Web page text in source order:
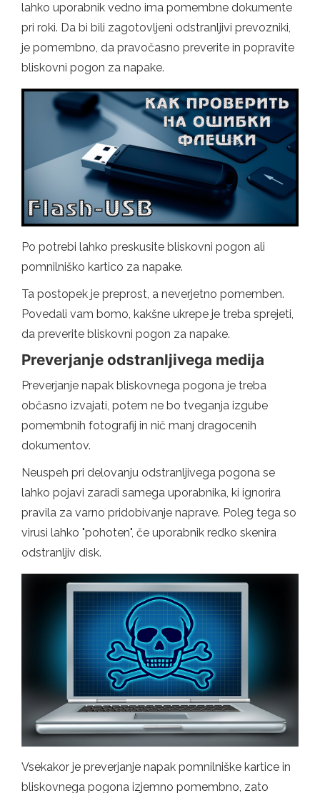
lahko uporabnik vedno ima pomembne dokumente
pri roki. Da bi bili zagotovljeni odstranljivi prevozniki,
je pomembno, da pravočasno preverite in popravite
bliskovni pogon za napake.
Po potrebi lahko preskusite bliskovni pogon ali
pomnilniško kartico za napake.
Ta postopek je preprost, a neverjetno pomemben.
Povedali vam bomo, kakšne ukrepe je treba sprejeti,
da preverite bliskovni pogon za napake.
Preverjanje odstranljivega medija
Preverjanje napak bliskovnega pogona je treba
občasno izvajati, potem ne bo tveganja izgube
pomembnih fotografij in nič manj dragocenih
dokumentov.
Neuspeh pri delovanju odstranljivega pogona se
lahko pojavi zaradi samega uporabnika, ki ignorira
pravila za varno pridobivanje naprave. Poleg tega so
virusi lahko "pohoten", če uporabnik redko skenira
odstranljiv disk.
Vsekakor je preverjanje napak pomnilniške kartice in
bliskovnega pogona izjemno pomembno, zato